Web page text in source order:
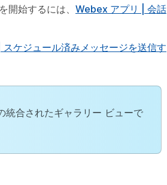
始するには、 Webex アプリ | 会話
ケジュール済みメッセージを送信す
統合されたギャラリー ビューで